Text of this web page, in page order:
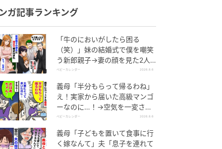
ガ記事ランキング
「牛のにおいがしたら困る
（笑）」妹の結婚式で僕を嘲笑
う新郎親子→妻の顔を見た2人
が絶句したワケ
ベビーカレンダー 2026.8.6
義母「半分もらって帰るわね」
え！実家から届いた高級マンゴ
ーなのに…！→空気を一変させ
た4歳娘の痛快な一言とは
ベビーカレンダー 2026.8.6
義母「子どもを置いて食事に行
く嫁なんて」夫「息子を連れて